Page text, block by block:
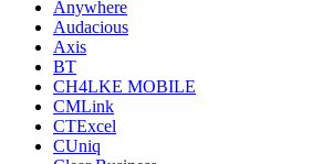
Anywhere
Audacious
Axis
BT
CH4LKE MOBILE
CMLink
CTExcel
CUniq